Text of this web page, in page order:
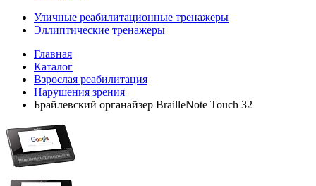
Уличные реабилитационные тренажеры
Эллиптические тренажеры
Главная
Каталог
Взрослая реабилитация
Нарушения зрения
Брайлевский органайзер BrailleNote Touch 32